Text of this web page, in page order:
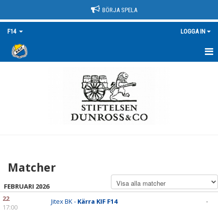
BÖRJA SPELA
F14 LOGGA IN
DOKUMENT
Matcher
FEBRUARI 2026
22
17:00
Jitex BK - Kärra KIF F14 -